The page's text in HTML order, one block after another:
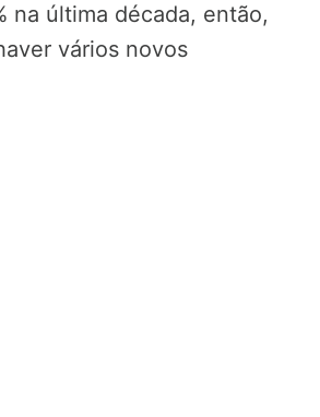
na última década, então,
vários novos